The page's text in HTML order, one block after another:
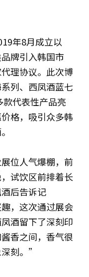
年8月成立以
牌引入韩国市
理协议。此次博
列、西凤酒蓝七
代表性产品亮
格，吸引众多韩
位人气爆棚，前
试饮区前排着长
后告诉记
，这次通过展会
酒留下了深刻印
香之间，香气很
刻。”